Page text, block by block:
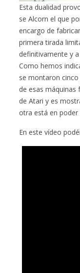
Esta dualidad
se Alcorn el que
encargo de
primera tirada
definitivamente y
Como hemos
se montaron
de esas máquinas
de Atari y es
otra está en poder
En este vídeo